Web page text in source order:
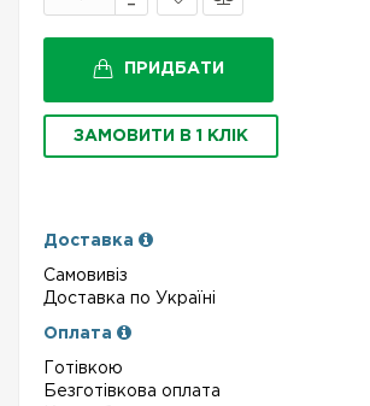
закладки
ПРИДБАТИ
ЗАМОВИТИ В 1 КЛІК
Доставка
Самовивіз
Доставка по Україні
Оплата
Готівкою
Безготівкова оплата